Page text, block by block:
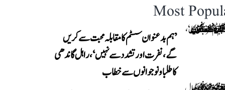
Most
’ہم بدعنوان سسٹم کا مقابلہ محبت سے کریں
گے، نفرت اور تشدد سے نہیں‘، راہل گاندھی
کا طلبا و نوجوانوں سے خطاب